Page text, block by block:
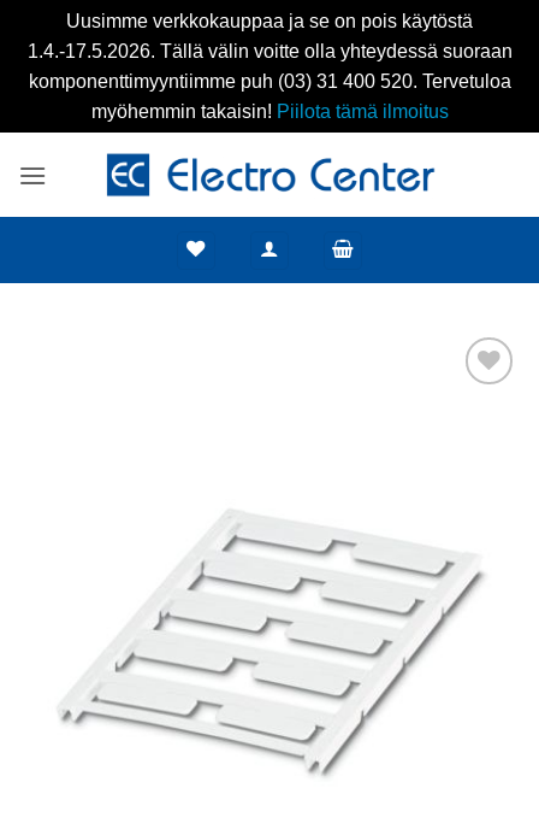
Uusimme verkkokauppaa ja se on pois käytöstä
1.4.-17.5.2026. Tällä välin voitte olla yhteydessä suoraan
komponenttimyyntiimme puh (03) 31 400 520. Tervetuloa
myöhemmin takaisin! Piilota tämä ilmoitus